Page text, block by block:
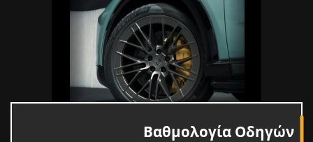
Βαθμολογία Οδηγών